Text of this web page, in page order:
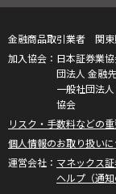
金融商品取引業者 関東
日本証券業
団法人 金融
一般社団法
協会
リスク・手数料などの
個人情報のお取り扱い
マネックス
ヘルプ（通知